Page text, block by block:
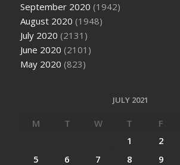
September 2020 (1942)
August 2020 (1948)
July 2020 (2131)
June 2020 (2101)
May 2020 (823)
JULY 2021
M T W T F
1
2
5
6 7 8 9